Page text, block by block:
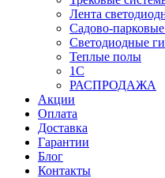
Лента
Садово-
Светодиодные
Теплые полы
1С
РАСПРОДАЖА
Акции
Оплата
Доставка
Гарантии
Блог
Контакты